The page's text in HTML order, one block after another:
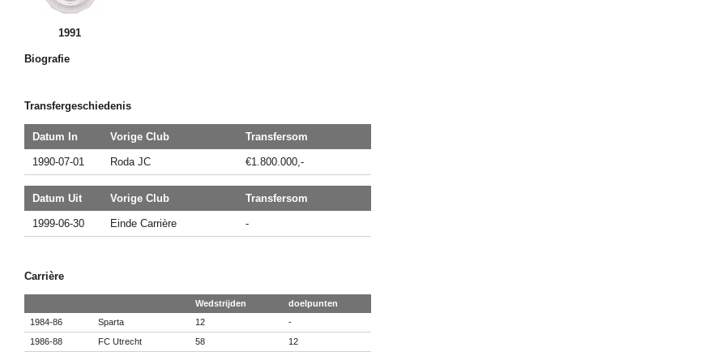
1991
Biografie
Transfergeschiedenis
Datum In Vorige Club Transfersom
1990-07-01 Roda JC €1.800.000,-
Datum Uit Vorige Club Transfersom
1999-06-30 Einde Carrière -
Carrière
Wedstrijden
doelpunten
1984-86
Sparta 12
-
1986-88
FC Utrecht 58
12